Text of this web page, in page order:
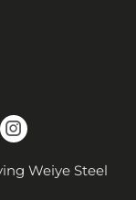
Weiye Steel